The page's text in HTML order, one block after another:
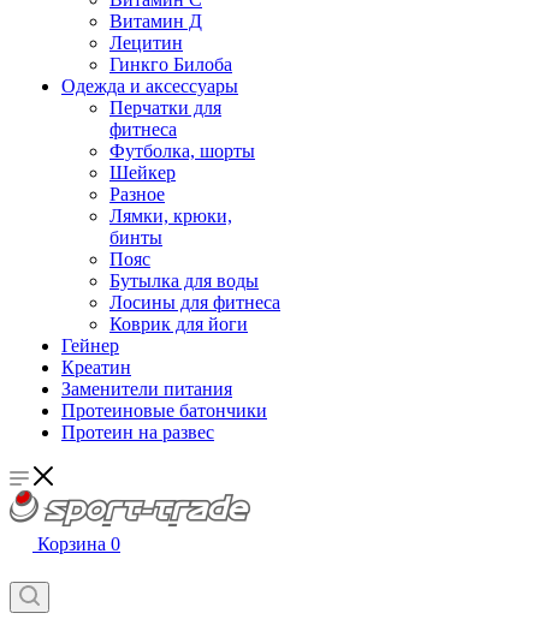
Витамин Д
Лецитин
Гинкго Билоба
Одежда и аксессуары
Перчатки для
фитнеса
Футболка, шорты
Шейкер
Разное
Лямки, крюки,
бинты
Пояс
Бутылка для воды
Лосины для фитнеса
Коврик для йоги
Гейнер
Креатин
Заменители питания
Протеиновые батончики
Протеин на развес
Корзина 0